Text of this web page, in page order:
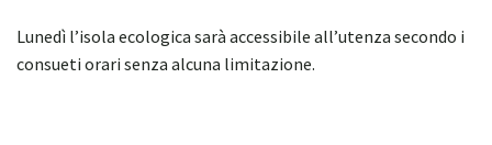
Lunedì l’isola ecologica sarà accessibile all’utenza secondo i
consueti orari senza alcuna limitazione.